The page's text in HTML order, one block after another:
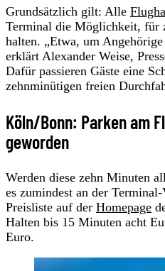
Grundsätzlich gilt: Alle
Terminal die Möglichkeit, für
halten. „Etwa, um
erklärt Alexander Weise,
Dafür passieren Gäste eine
zehnminütigen freien
Köln/Bonn: Parken am
geworden
Werden diese zehn Minuten
es zumindest an der
Preisliste auf der Homepage
Halten bis 15 Minuten acht
Euro.